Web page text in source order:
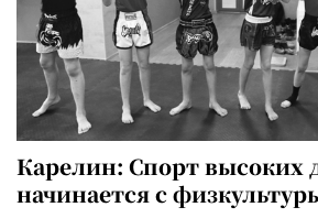
Карелин: Спорт высоких
начинается с